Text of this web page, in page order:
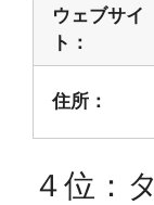
ウェブサイ
ト：
住所：
４位：